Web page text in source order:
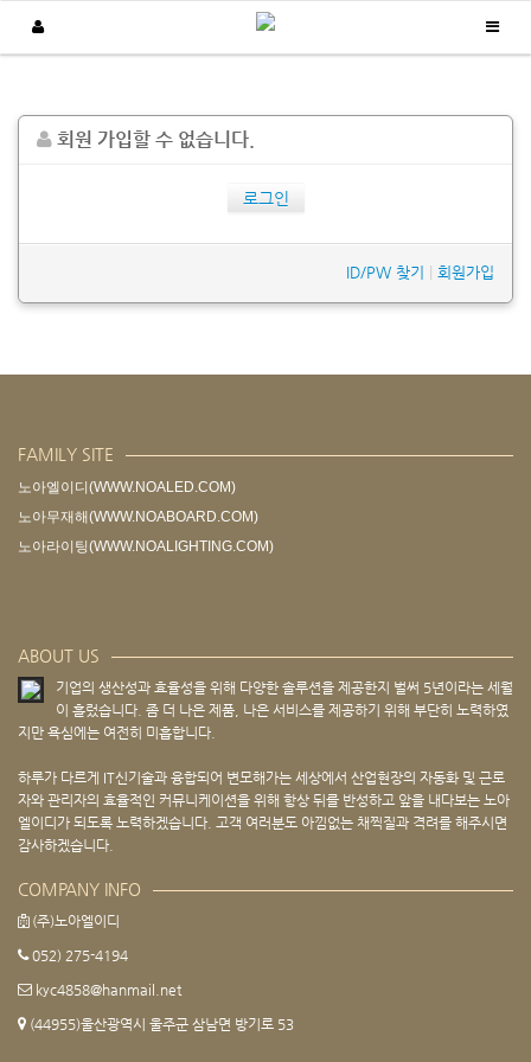
납품실적
Home / 납품실적
회원 가입할 수 없습니다.
로그인
ID/PW 찾기 회원가입
FAMILY SITE
노아엘이디(WWW.NOALED.COM)
노아무재해(WWW.NOABOARD.COM)
노아라이팅(WWW.NOALIGHTING.COM)
ABOUT US
기업의 생산성과 효율성을 위해 다양한 솔루션을 제공한지 벌써 5년이라는 세월
이 흘렀습니다. 좀 더 나은 제품, 나은 서비스를 제공하기 위해 부단히 노력하였
지만 욕심에는 여전히 미흡합니다.
하루가 다르게 IT신기술과 융합되어 변모해가는 세상에서 산업현장의 자동화 및 근로
자와 관리자의 효율적인 커뮤니케이션을 위해 항상 뒤를 반성하고 앞을 내다보는 노아
엘이디가 되도록 노력하겠습니다. 고객 여러분도 아낌없는 채찍질과 격려를 해주시면
감사하겠습니다.
COMPANY INFO
(주)노아엘이디
052) 275-4194
kyc4858@hanmail.net
(44955)울산광역시 울주군 삼남면 방기로 53